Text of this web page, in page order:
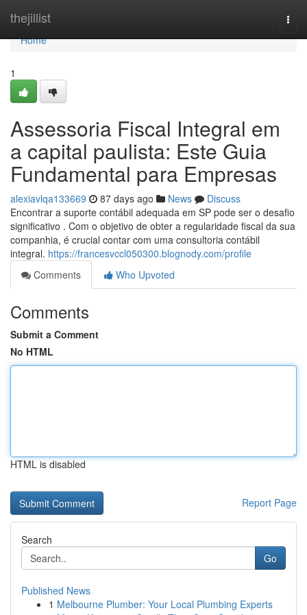
thejillist
Home
Home
1
Assessoria Fiscal Integral em
a capital paulista: Este Guia
Fundamental para Empresas
alexiavlqa133669 87 days ago News
Discuss
Encontrar a suporte contábil adequada em SP pode ser o desafio
significativo . Com o objetivo de obter a regularidade fiscal da sua
companhia, é crucial contar com uma consultoria contábil
integral. https://francesvccl050300.blognody.com/profile
Comments
Who Upvoted
Comments
Submit a Comment
No HTML
HTML is disabled
Report Page
Search
Go
Published News
1 Melbourne Plumber: Your Local Plumbing Experts